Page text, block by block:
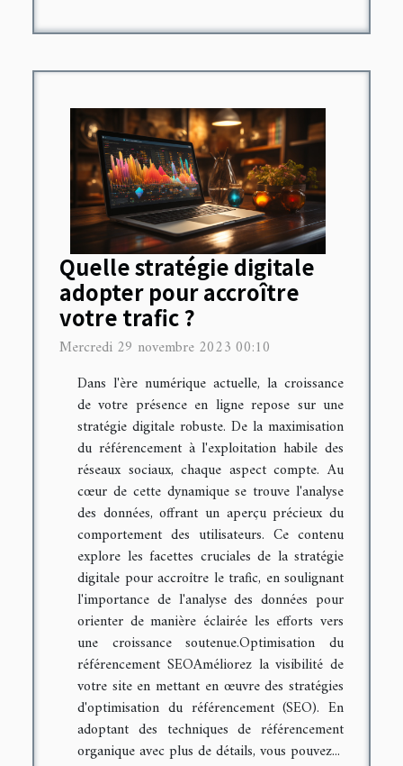
Quelle stratégie digitale
adopter pour accroître
votre trafic ?
Mercredi 29 novembre 2023 00:10
Dans l'ère numérique actuelle, la croissance
de votre présence en ligne repose sur une
stratégie digitale robuste. De la maximisation
du référencement à l'exploitation habile des
réseaux sociaux, chaque aspect compte. Au
cœur de cette dynamique se trouve l'analyse
des données, offrant un aperçu précieux du
comportement des utilisateurs. Ce contenu
explore les facettes cruciales de la stratégie
digitale pour accroître le trafic, en soulignant
l'importance de l'analyse des données pour
orienter de manière éclairée les efforts vers
une croissance soutenue.Optimisation du
référencement SEOAméliorez la visibilité de
votre site en mettant en œuvre des stratégies
d'optimisation du référencement (SEO). En
adoptant des techniques de référencement
organique avec plus de détails, vous pouvez...